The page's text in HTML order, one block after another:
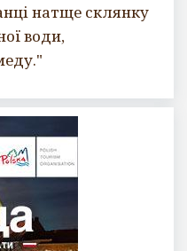
натще склянку
води,